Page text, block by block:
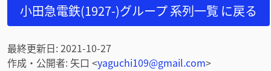
小田急電鉄(1927-)グループ 系列一覧 に戻る
最終更新日:2021-10-27
作成・公開者: 矢口 <yaguchi109@gmail.com>